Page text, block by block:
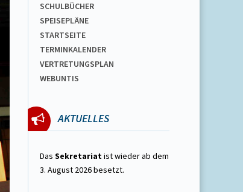
SCHULBÜCHER
SPEISEPLÄNE
STARTSEITE
TERMINKALENDER
VERTRETUNGSPLAN
WEBUNTIS
AKTUELLES
Das Sekretariatist wieder ab dem
3. August 2026 besetzt.